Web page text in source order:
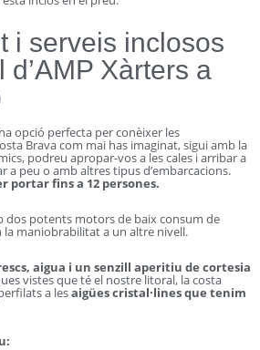
i serveis inclosos
Xàrters a
opció perfecta per conèixer les
Brava com mai has imaginat, sigui amb la
podreu apropar-vos a les cales i arribar a
a peu o amb altres tipus d’embarcacions.
portar fins a 12 persones.
dos potents motors de baix consum de
la maniobrabilitat a un altre nivell.
aigua i un senzill aperitiu de cortesia
vistes que té el nostre litoral, la costa
a lesaigües cristal·lines que tenim